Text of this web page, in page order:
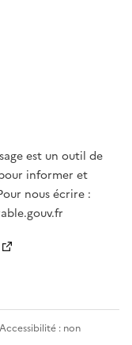
est un outil de
informer et
nous écrire :
Accessibilité : non